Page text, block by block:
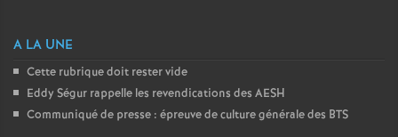
l
é
A LA UNE
Cette rubrique doit rester vide
Eddy Ségur rappelle les revendications des AESH
Communiqué de presse : épreuve de culture générale des BTS